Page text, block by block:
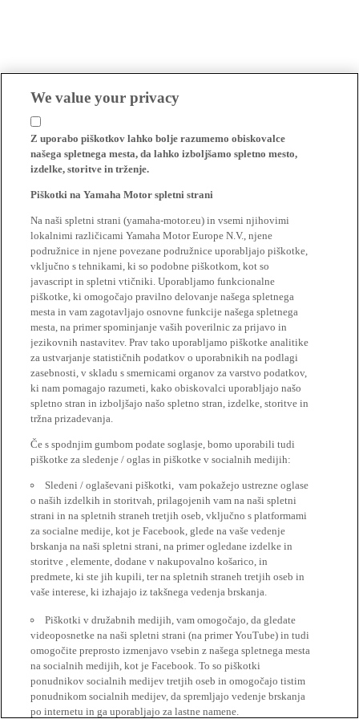
We value your privacy
Z uporabo piškotkov lahko bolje razumemo obiskovalce
našega spletnega mesta, da lahko izboljšamo spletno mesto,
izdelke, storitve in trženje.
Piškotki na Yamaha Motor spletni strani
Na naši spletni strani (yamaha-motor.eu) in vsemi njihovimi
lokalnimi različicami Yamaha Motor Europe N.V., njene
podružnice in njene povezane podružnice uporabljajo piškotke,
vključno s tehnikami, ki so podobne piškotkom, kot so
javascript in spletni vtičniki. Uporabljamo funkcionalne
piškotke, ki omogočajo pravilno delovanje našega spletnega
mesta in vam zagotavljajo osnovne funkcije našega spletnega
mesta, na primer spominjanje vaših poverilnic za prijavo in
jezikovnih nastavitev. Prav tako uporabljamo piškotke analitike
za ustvarjanje statističnih podatkov o uporabnikih na podlagi
zasebnosti, v skladu s smernicami organov za varstvo podatkov,
ki nam pomagajo razumeti, kako obiskovalci uporabljajo našo
spletno stran in izboljšajo našo spletno stran, izdelke, storitve in
tržna prizadevanja.
Če s spodnjim gumbom podate soglasje, bomo uporabili tudi
piškotke za sledenje / oglas in piškotke v socialnih medijih:
Sledeni / oglaševani piškotki, vam pokažejo ustrezne oglase
o naših izdelkih in storitvah, prilagojenih vam na naši spletni
strani in na spletnih straneh tretjih oseb, vključno s platformami
za socialne medije, kot je Facebook, glede na vaše vedenje
brskanja na naši spletni strani, na primer ogledane izdelke in
storitve , elemente, dodane v nakupovalno košarico, in
predmete, ki ste jih kupili, ter na spletnih straneh tretjih oseb in
vaše interese, ki izhajajo iz takšnega vedenja brskanja.
Piškotki v družabnih medijih, vam omogočajo, da gledate
videoposnetke na naši spletni strani (na primer YouTube) in tudi
omogočite preprosto izmenjavo vsebin z našega spletnega mesta
na socialnih medijih, kot je Facebook. To so piškotki
ponudnikov socialnih medijev tretjih oseb in omogočajo tistim
ponudnikom socialnih medijev, da spremljajo vedenje brskanja
po internetu in ga uporabljajo za lastne namene.